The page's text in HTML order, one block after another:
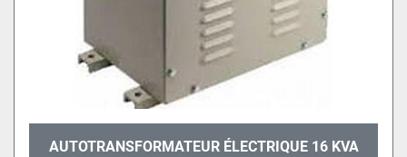
AUTOTRANSFORMATEUR ÉLECTRIQUE 16 KVA